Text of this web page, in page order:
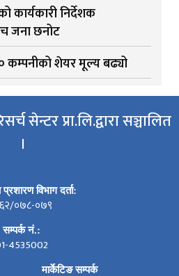
कार्यकारी निर्देशक
जना छनोट
कम्पनीको शेयर मूल्य बढ्यो
सेन्टर प्रा.लि.द्वारा सञ्चालित
।
विभाग दर्ता:
०७८-०७९
सम्पर्क नं.:
4535002
मार्केटिङ सम्पर्क